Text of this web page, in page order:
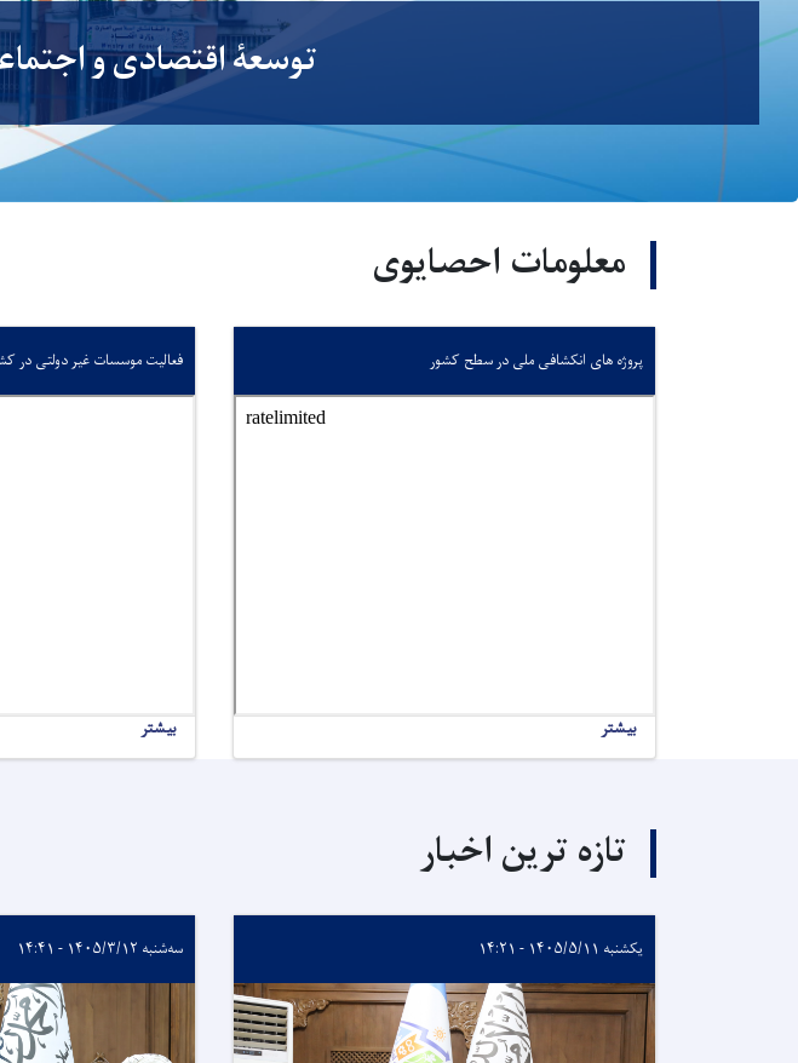
توسعۀ اقتصادی و
معلومات احصایوی
پروژه های انکشافی ملی در سطح کشور
بیشتر
فعالیت موسسات غیر دولتی در
بیشتر
تازه ترین اخبار
یکشنبه ۱۴۰۵/۵/۱۱ - ۱۴:۲۱ سه‌شنبه ۱۴۰۵/۳/۱۲ - ۱۴:۴۱